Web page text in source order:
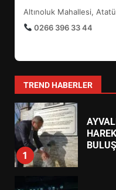
Altınoluk Mahallesi,
0266 396 33 44
TREND HABERLER
7
1
2
ESA
NEYİ